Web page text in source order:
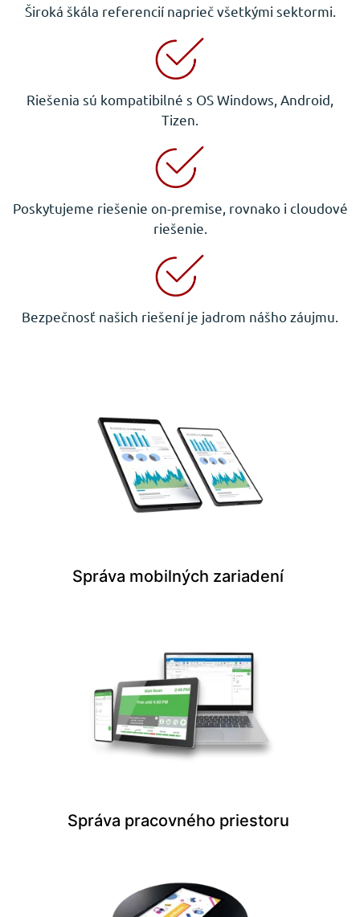
Široká škála referencií naprieč všetkými sektormi.
Riešenia sú kompatibilné s OS Windows, Android,
Tizen.
Poskytujeme riešenie on-premise, rovnako i cloudové
riešenie.
Bezpečnosť našich riešení je jadrom nášho záujmu.
Správa mobilných zariadení
Správa pracovného priestoru